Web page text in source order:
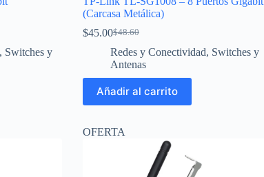
, Switches y
(Carcasa Metálica)
$48.60
El
precio
original
$48.60.
$45.00El
precio
actual
$45.00.
Redes y Conectividad, Switches y
Antenas
Añadir al carrito
OFERTA